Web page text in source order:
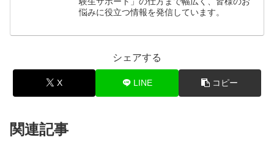
悩みに役立つ情報を発信しています。
シェアする
X LINE コピー
関連記事